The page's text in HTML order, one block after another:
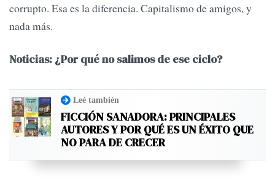
corrupto. Esa es la diferencia. Capitalismo de amigos, y
nada más.
Noticias: ¿Por qué no salimos de ese ciclo?
Leé también
FICCIÓN SANADORA: PRINCIPALES
AUTORES Y POR QUÉ ES UN ÉXITO QUE
NO PARA DE CRECER